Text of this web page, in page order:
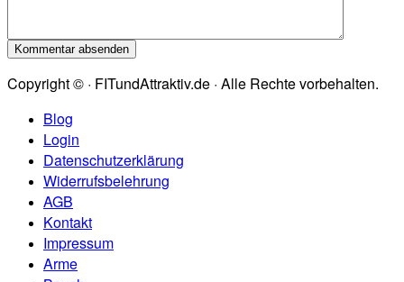
Copyright © · FITundAttraktiv.de · Alle Rechte vorbehalten.
Blog
Login
Datenschutzerklärung
Widerrufsbelehrung
AGB
Kontakt
Impressum
Arme